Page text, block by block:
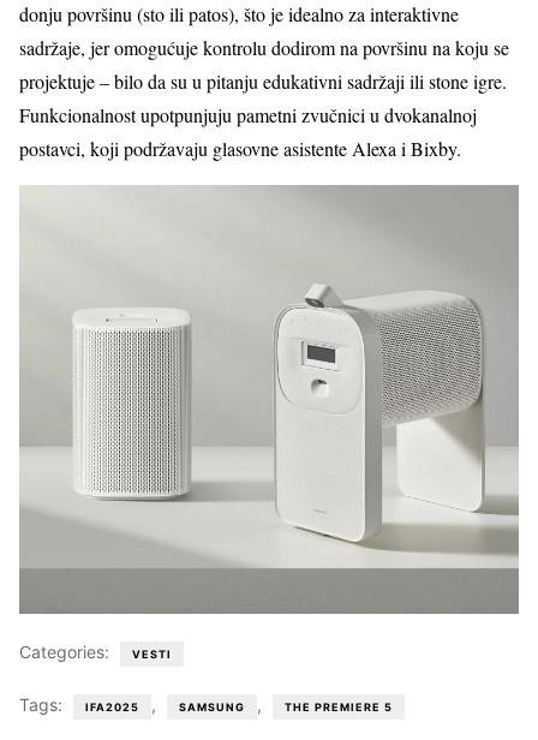
donju površinu (sto ili patos), što je idealno za interaktivne
sadržaje, jer omogućuje kontrolu dodirom na površinu na koju se
projektuje – bilo da su u pitanju edukativni sadržaji ili stone igre.
Funkcionalnost upotpunjuju pametni zvučnici u dvokanalnoj
postavci, koji podržavaju glasovne asistente Alexa i Bixby.
Categories: VESTI
Tags: IFA2025 , SAMSUNG , THE PREMIERE 5